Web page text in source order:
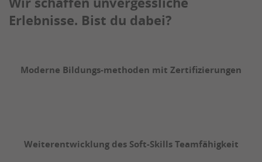
Erlebnisse. Bist du dabei?
Moderne Bildungs-methoden mit Zertifizierungen
Weiterentwicklung des Soft-Skills Teamfähigkeit